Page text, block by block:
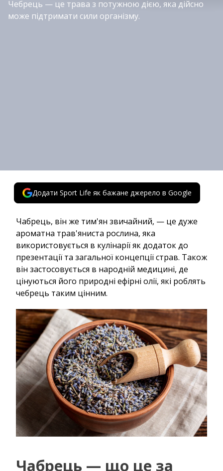
Чебрець — це трава з потужною дією, яка дійсно
може підтримати сили організму.
Додати Sport Life як бажане джерело в Google
Чабрець, він же тим'ян звичайний, — це дуже
ароматна трав'яниста рослина, яка
використовується в кулінарії як додаток до
презентації та загальної концепції страв. Також
він застосовується в народній медицині, де
цінуються його природні ефірні олії, які роблять
чебрець таким цінним.
Чабрець — що це за